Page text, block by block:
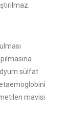
sülfat
mavisi